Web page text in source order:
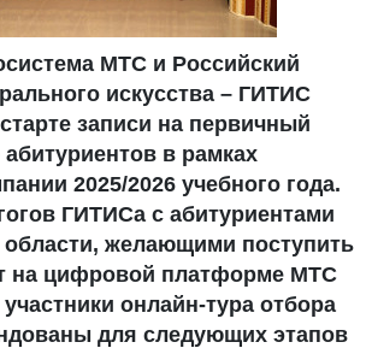
МТС и Российский
искусства – ГИТИС
записи на первичный
в рамках
2025/2026 учебного года.
ГИТИСа с абитуриентами
области, желающими поступить
на цифровой платформе МТС
онлайн-тура отбора
для следующих этапов